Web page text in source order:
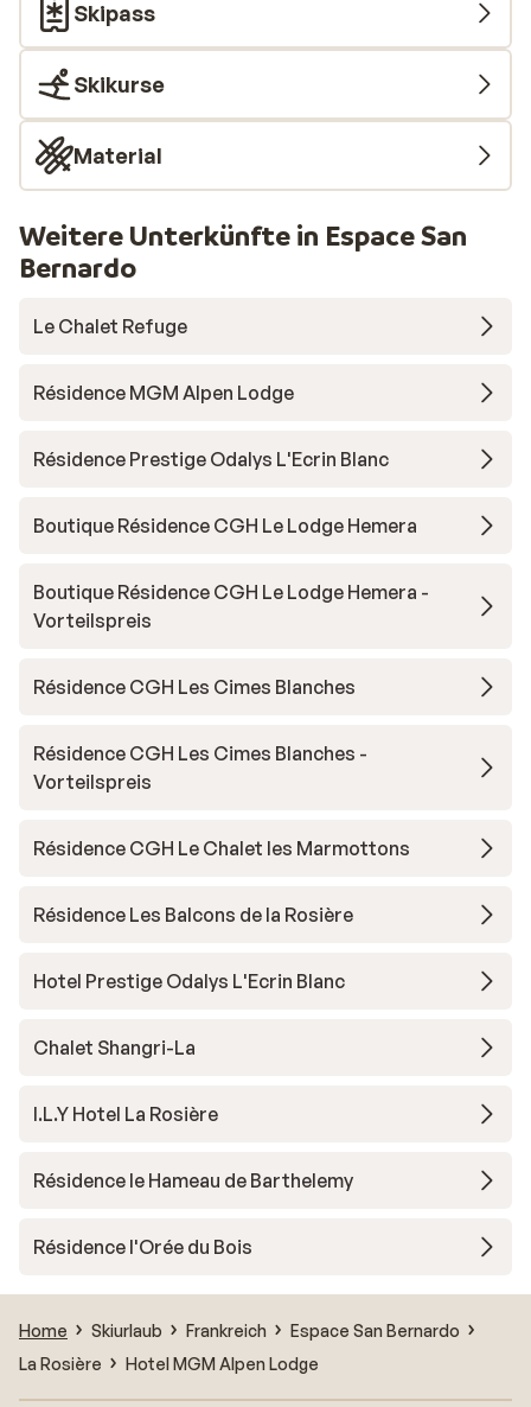
Skipass
Skikurse
Material
Weitere Unterkünfte in Espace San
Bernardo
Le Chalet Refuge
Résidence MGM Alpen Lodge
Résidence Prestige Odalys L'Ecrin Blanc
Boutique Résidence CGH Le Lodge Hemera
Boutique Résidence CGH Le Lodge Hemera -
Vorteilspreis
Résidence CGH Les Cimes Blanches
Résidence CGH Les Cimes Blanches -
Vorteilspreis
Résidence CGH Le Chalet les Marmottons
Résidence Les Balcons de la Rosière
Hotel Prestige Odalys L'Ecrin Blanc
Chalet Shangri-La
I.L.Y Hotel La Rosière
Résidence le Hameau de Barthelemy
Résidence l'Orée du Bois
Home Skiurlaub Frankreich
Espace San Bernardo
La Rosière
Hotel MGM Alpen Lodge